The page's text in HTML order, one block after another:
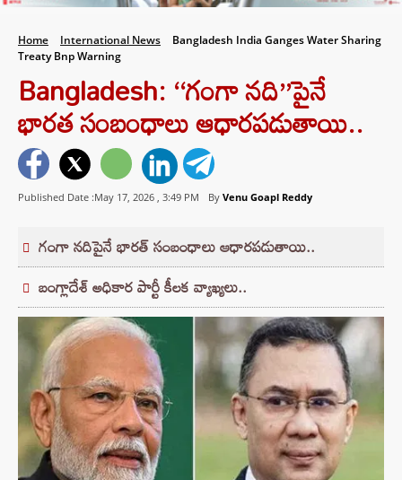
Home International News
Bangladesh India Ganges Water Sharing
Treaty Bnp Warning
Bangladesh: ‘‘గంగా నది’’పైనే
భారత సంబంధాలు ఆధారపడుతాయి..
Published Date :May 17, 2026 , 3:49 PM By Venu Goapl Reddy
గంగా నదిపైనే భారత్ సంబంధాలు ఆధారపడుతాయి..
బంగ్లాదేశ్ అధికార పార్టీ కీలక వ్యాఖ్యలు..